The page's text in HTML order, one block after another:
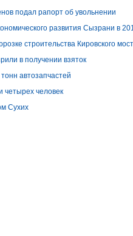
подал рапорт об увольнении
развития Сызрани в
строительства Кировского
в получении взяток
автозапчастей
четырех человек
Сухих